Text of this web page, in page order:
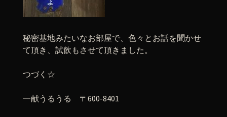
秘密基地みたいなお部屋で、色々とお話を聞かせ
て頂き、試飲もさせて頂きました。
つづく☆
一献うるうる 〒600-8401